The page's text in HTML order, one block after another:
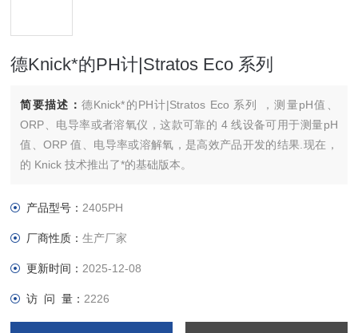
德Knick*的PH计|Stratos Eco 系列
简要描述： 德Knick*的PH计|Stratos Eco 系列 ，测量pH值、
ORP、电导率或者溶氧仪，这款可靠的 4 线设备可用于测量pH
值、ORP 值、电导率或溶解氧，是高效产品开发的结果.现在，
的 Knick 技术推出了*的基础版本。
产品型号： 2405PH
厂商性质：生产厂家
更新时间： 2025-12-08
访 问 量： 2226